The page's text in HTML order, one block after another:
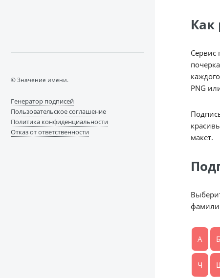
Как
Сервис
PNG
макет.
А Б
Ч
© Значение имени.
Генератор подписей
Пользовательское соглашение
Политика конфиденциальности
Отказ от ответственности